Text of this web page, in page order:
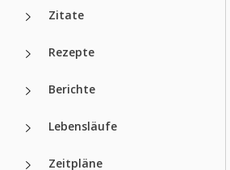
Zitate
Rezepte
Berichte
Lebensläufe
Zeitpläne